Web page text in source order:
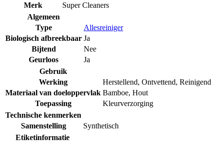
Merk
Super Cleaners
Algemeen
Type
Allesreiniger
Biologisch afbreekbaar Ja
Bijtend
Nee
Geurloos
Ja
Gebruik
Werking
Herstellend, Ontvettend, Reinigend
Materiaal van doeloppervlak Bamboe, Hout
Toepassing
Kleurverzorging
Technische kenmerken
Samenstelling
Synthetisch
Etiketinformatie